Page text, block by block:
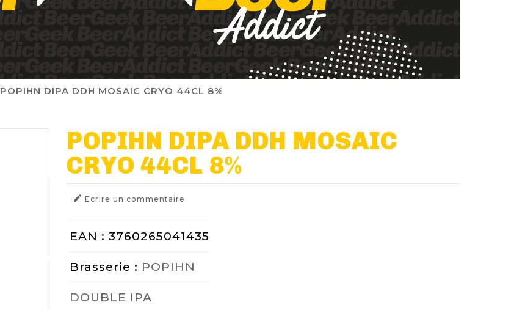
POPIHN DIPA DDH MOSAIC CRYO 44CL 8%
POPIHN DIPA DDH MOSAIC
CRYO 44CL 8%
 Ecrire un commentaire
EAN : 3760265041435
Brasserie : POPIHN
DOUBLE IPA